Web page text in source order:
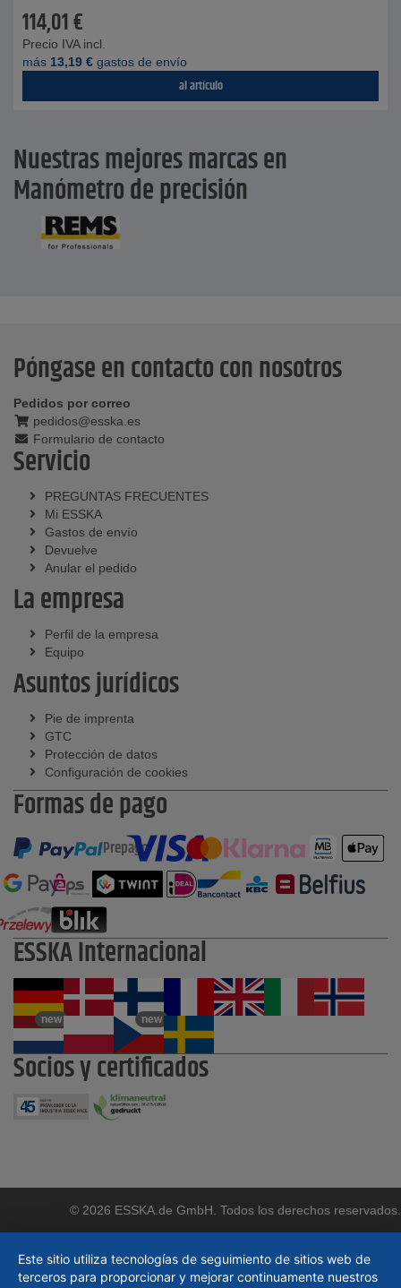
114,01€
Precio IVA incl.
más 13,19 € gastos de envío
al artículo
Nuestras mejores marcas en
Manómetro de precisión
Póngase en contacto con nosotros
Pedidos por correo
pedidos@esska.es
Formulario de contacto
Servicio
PREGUNTAS FRECUENTES
Mi ESSKA
Gastos de envío
Devuelve
Anular el pedido
La empresa
Perfil de la empresa
Equipo
Asuntos jurídicos
Pie de imprenta
GTC
Protección de datos
Configuración de cookies
Formas de pago
Prepago
ESSKA Internacional
new new
Socios y certificados
© 2026 ESSKA.de GmbH. Todos los derechos reservados.
Este sitio utiliza tecnologías de seguimiento de sitios web de
terceros para proporcionar y mejorar continuamente nuestros